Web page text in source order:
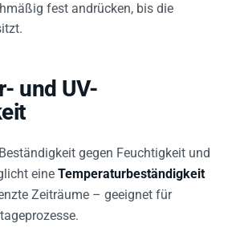
fest andrücken, bis die
und UV-
gegen Feuchtigkeit und
eine Temperaturbeständigkeit
Zeiträume – geeignet für